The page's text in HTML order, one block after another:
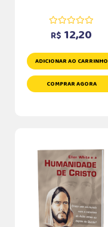
R$ 12,20
ADICIONAR AO CARRINHO
COMPRAR AGORA